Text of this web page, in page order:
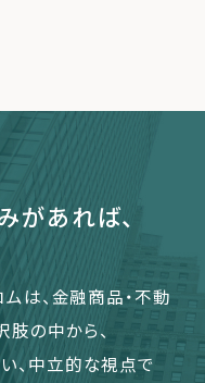
があれば、
ムは、金融商品・不動
肢の中から、
、中立的な視点で